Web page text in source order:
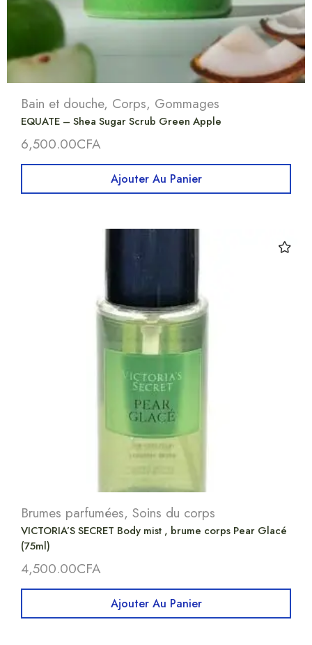
Bain et douche, Corps, Gommages
EQUATE – Shea Sugar Scrub Green Apple
6,500.00CFA
Ajouter Au Panier
Brumes parfumées, Soins du corps
VICTORIA’S SECRET Body mist , brume corps Pear Glacé
(75ml)
4,500.00CFA
Ajouter Au Panier